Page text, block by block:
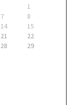
1
7
8
14
15
21
22
28
29